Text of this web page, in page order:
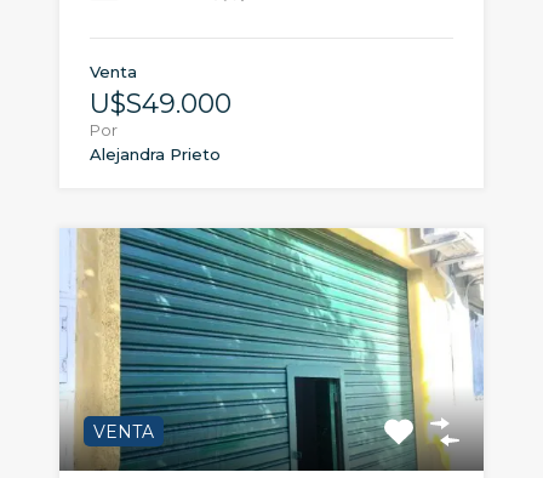
Venta
U$S49.000
Por
Alejandra Prieto
VENTA